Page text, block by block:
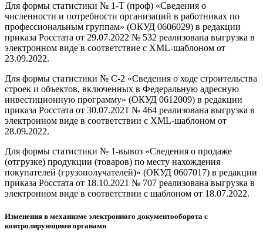
Для формы статистики № 1-Т (проф) «Сведения о
численности и потребности организаций в работниках по
профессиональным группам» (ОКУД 0606029) в редакции
приказа Росстата от 29.07.2022 № 532 реализована выгрузка в
электронном виде в соответствие с XML-шаблоном от
23.09.2022.
Для формы статистики № С-2 «Сведения о ходе строительства
строек и объектов, включенных в Федеральную адресную
инвестиционную программу» (ОКУД 0612009) в редакции
приказа Росстата от 30.07.2021 № 464 реализована выгрузка в
электронном виде в соответствии с XML-шаблоном от
28.09.2022.
Для формы статистики № 1-вывоз «Сведения о продаже
(отгрузке) продукции (товаров) по месту нахождения
покупателей (грузополучателей)» (ОКУД 0607017) в редакции
приказа Росстата от 18.10.2021 № 707 реализована выгрузка в
электронном виде в соответствии с шаблоном от 18.07.2022.
Изменения в механизме электронного документооборота с
контролирующими органами